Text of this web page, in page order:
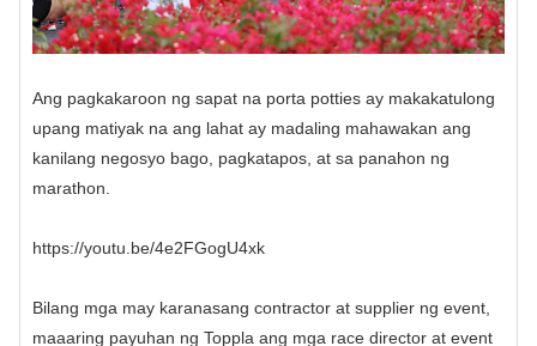
Ang pagkakaroon ng sapat na porta potties ay makakatulong
upang matiyak na ang lahat ay madaling mahawakan ang
kanilang negosyo bago, pagkatapos, at sa panahon ng
marathon.
https://youtu.be/4e2FGogU4xk
Bilang mga may karanasang contractor at supplier ng event,
maaaring payuhan ng Toppla ang mga race director at event